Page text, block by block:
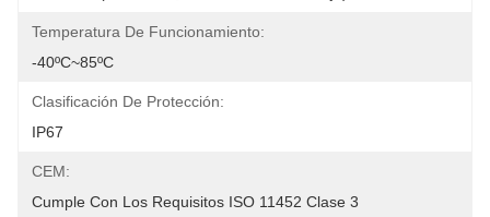
Temperatura De Funcionamiento:
-40ºC~85ºC
Clasificación De Protección:
IP67
CEM:
Cumple Con Los Requisitos ISO 11452 Clase 3